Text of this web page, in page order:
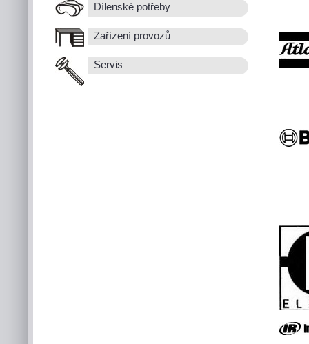
Dílenské potřeby
Zařízení provozů
Servis